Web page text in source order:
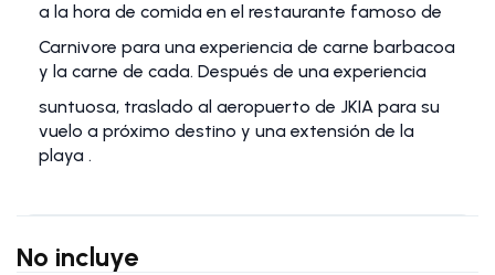
a la hora de comida en el restaurante famoso de
Carnivore para una experiencia de carne barbacoa
y la carne de cada. Después de una experiencia
suntuosa, traslado al aeropuerto de JKIA para su
vuelo a próximo destino y una extensión de la
playa .
No incluye